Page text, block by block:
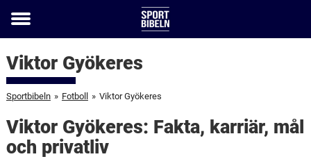
Toggle
Viktor Gyökeres
Sportbibeln » Fotboll » Viktor Gyökeres
Viktor Gyökeres: Fakta, karriär, mål
och privatliv